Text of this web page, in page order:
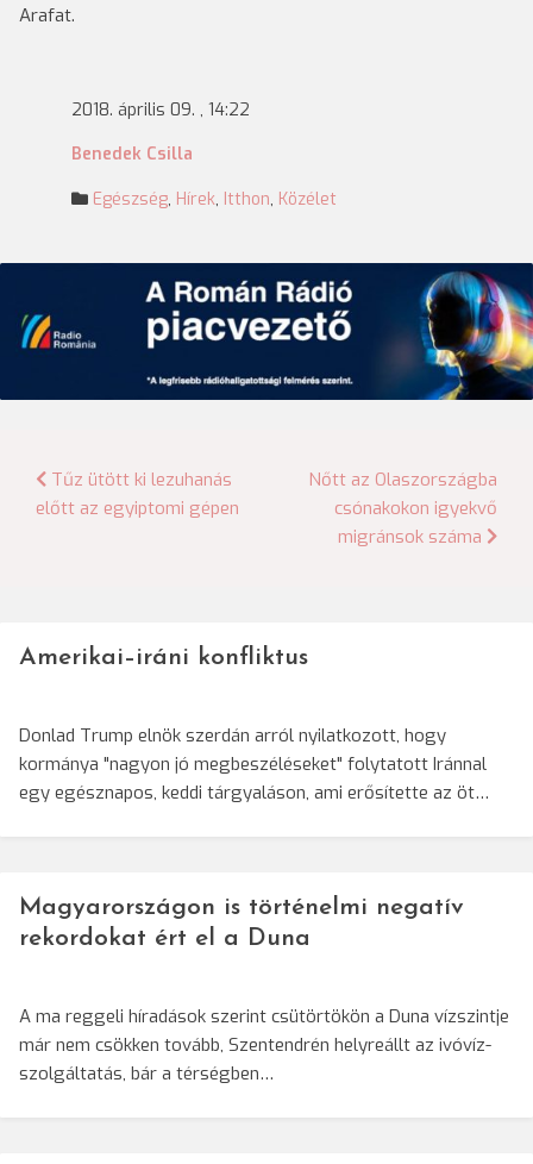
Arafat.
2018. április 09. , 14:22
Benedek Csilla
Egészség, Hírek, Itthon, Közélet
Bejegyzés
navigáció
Tűz ütött ki lezuhanás
előtt az egyiptomi gépen
Nőtt az Olaszországba
csónakokon igyekvő
migránsok száma
Amerikai–iráni konfliktus
Donlad Trump elnök szerdán arról nyilatkozott, hogy
kormánya "nagyon jó megbeszéléseket" folytatott Iránnal
egy egésznapos, keddi tárgyaláson, ami erősítette az öt…
Magyarországon is történelmi negatív
rekordokat ért el a Duna
A ma reggeli híradások szerint csütörtökön a Duna vízszintje
már nem csökken tovább, Szentendrén helyreállt az ivóvíz-
szolgáltatás, bár a térségben…